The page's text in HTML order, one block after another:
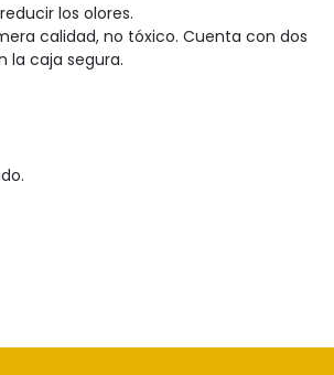
los olores.
calidad, no tóxico. Cuenta con dos
la caja segura.